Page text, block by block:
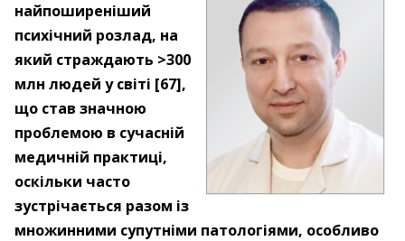
найпоширеніший
психічний розлад, на
який страждають >300
млн людей у світі [67],
що став значною
проблемою в сучасній
медичній практиці,
оскільки часто
зустрічається разом із
множинними супутніми патологіями, особливо